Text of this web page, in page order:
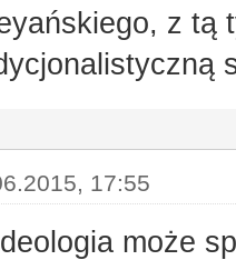
z tą
17:55
może